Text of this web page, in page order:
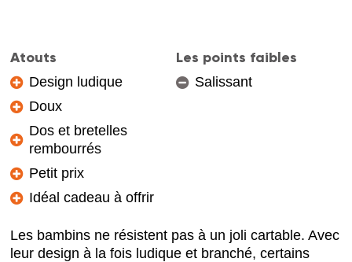
Atouts
Design ludique
Doux
Dos et bretelles
rembourrés
Petit prix
Idéal cadeau à offrir
Les points faibles
Salissant
Les bambins ne résistent pas à un joli cartable. Avec
leur design à la fois ludique et branché, certains